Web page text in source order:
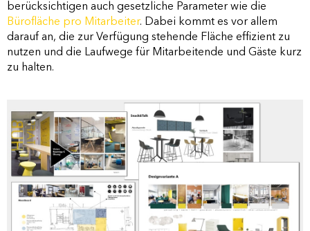
berücksichtigen auch gesetzliche Parameter wie die
Bürofläche pro Mitarbeiter. Dabei kommt es vor allem
darauf an, die zur Verfügung stehende Fläche effizient zu
nutzen und die Laufwege für Mitarbeitende und Gäste kurz
zu halten.